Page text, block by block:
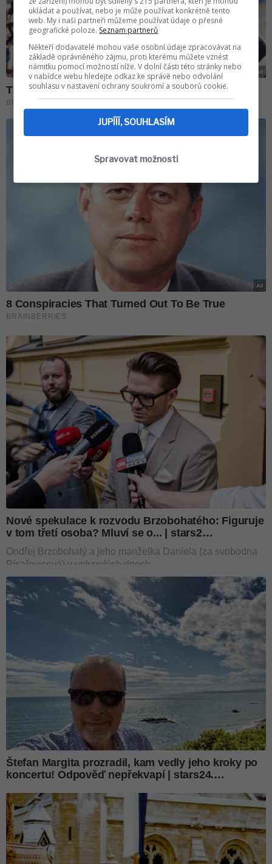
ukládat a používat, nebo je může používat konkrétně tento
web. My i naši partneři můžeme používat údaje o přesné
geografické poloze. Seznam partnerů
Někteří dodavatelé mohou vaše osobní údaje zpracovávat na
základě oprávněného zájmu, proti kterému můžete vznést
námitku pomocí možností níže. V dolní části této stránky nebo
v nabídce webu hledejte odkaz ke správě nebo odvolání
souhlasu v nastavení ochrany soukromí a souborů cookie.
JUPÍÍÍ, SOUHLASÍM
Spravovat možnosti